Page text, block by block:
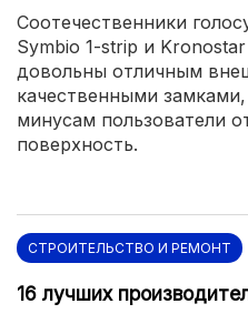
Соотечественники
Symbio 1-strip и
довольны отличным
качественными
минусам пользователи
поверхность.
СТРОИТЕЛЬСТВО И РЕМОНТ
16 лучших